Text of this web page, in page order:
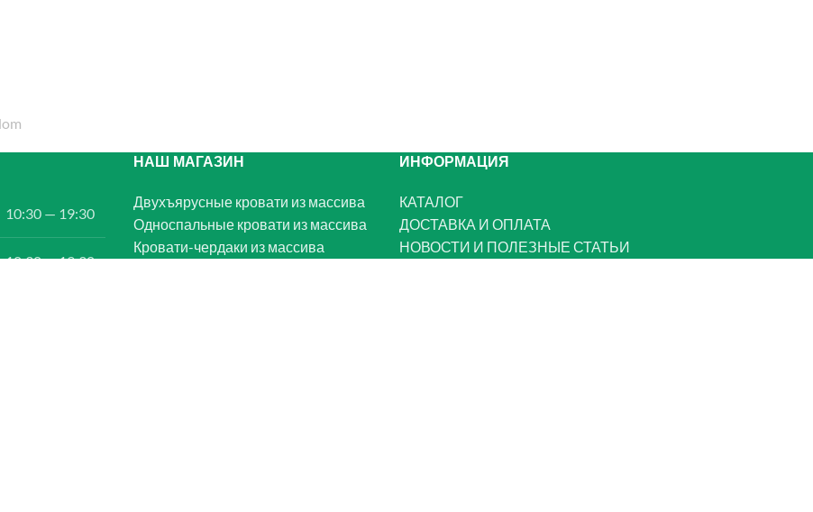
10:30 — 19:30
10:30 — 19:30
НАШ МАГАЗИН
Двухъярусные кровати из массива
Односпальные кровати из массива
Кровати-чердаки из массива
ИНФОРМАЦИЯ
КАТАЛОГ
ДОСТАВКА И ОПЛАТА
НОВОСТИ И ПОЛЕЗНЫЕ СТАТЬИ